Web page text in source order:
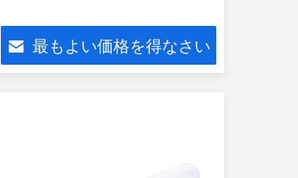
最もよい価格を得なさい